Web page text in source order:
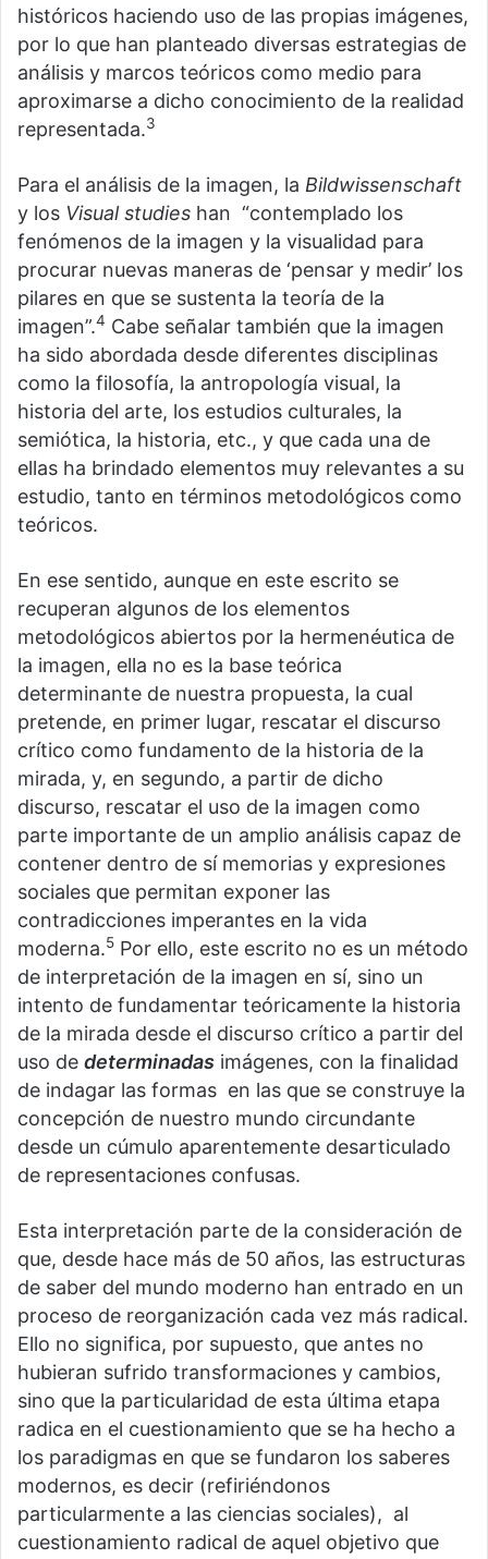
históricos haciendo uso de las propias imágenes,
por lo que han planteado diversas estrategias de
análisis y marcos teóricos como medio para
aproximarse a dicho conocimiento de la realidad
representada.3
Para el análisis de la imagen, la Bildwissenschaft
y los Visual studies han “contemplado los
fenómenos de la imagen y la visualidad para
procurar nuevas maneras de ‘pensar y medir’ los
pilares en que se sustenta la teoría de la
imagen”.4 Cabe señalar también que la imagen
ha sido abordada desde diferentes disciplinas
como la filosofía, la antropología visual, la
historia del arte, los estudios culturales, la
semiótica, la historia, etc., y que cada una de
ellas ha brindado elementos muy relevantes a su
estudio, tanto en términos metodológicos como
teóricos.
En ese sentido, aunque en este escrito se
recuperan algunos de los elementos
metodológicos abiertos por la hermenéutica de
la imagen, ella no es la base teórica
determinante de nuestra propuesta, la cual
pretende, en primer lugar, rescatar el discurso
crítico como fundamento de la historia de la
mirada, y, en segundo, a partir de dicho
discurso, rescatar el uso de la imagen como
parte importante de un amplio análisis capaz de
contener dentro de sí memorias y expresiones
sociales que permitan exponer las
contradicciones imperantes en la vida
moderna.5 Por ello, este escrito no es un método
de interpretación de la imagen en sí, sino un
intento de fundamentar teóricamente la historia
de la mirada desde el discurso crítico a partir del
uso de determinadas imágenes, con la finalidad
de indagar las formas en las que se construye la
concepción de nuestro mundo circundante
desde un cúmulo aparentemente desarticulado
de representaciones confusas.
Esta interpretación parte de la consideración de
que, desde hace más de 50 años, las estructuras
de saber del mundo moderno han entrado en un
proceso de reorganización cada vez más radical.
Ello no significa, por supuesto, que antes no
hubieran sufrido transformaciones y cambios,
sino que la particularidad de esta última etapa
radica en el cuestionamiento que se ha hecho a
los paradigmas en que se fundaron los saberes
modernos, es decir (refiriéndonos
particularmente a las ciencias sociales), al
cuestionamiento radical de aquel objetivo que